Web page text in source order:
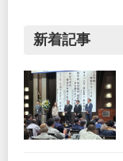
新着記事